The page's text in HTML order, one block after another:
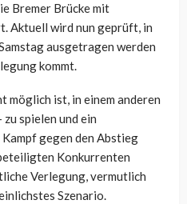
Bremer Brücke mit
Aktuell wird nun geprüft, in
ausgetragen werden
kommt.
ist, in einem anderen
spielen und ein
gegen den Abstieg
Konkurrenten
Verlegung, vermutlich
Szenario.